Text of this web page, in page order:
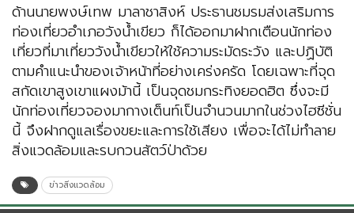
ด้านนายพงษ์เทพ มาลาชาสิงห์ ประธานชมรมส่งเสริมการ
ท่องเที่ยวอำเภอวังน้ำเขียว ก็ได้ออกมาฝากเตือนนักท่อง
เที่ยวที่มาเที่ยววังน้ำเขียวให้ใช้ความระมัดระวัง และปฏิบัติ
ตามคำแนะนำของเจ้าหน้าที่อย่างเคร่งครัด โดยเฉพาะที่จุด
สกัดเขาสูงเขาแผงม้านี้ เป็นจุดชมกระทิงยอดฮิต ซึ่งจะมี
นักท่องเที่ยวจองมากางเต็นท์เป็นจำนวนมากในช่วงไฮซีชั่น
นี้ จึงฝากดูแลเรื่องขยะและการใช้เสียง เพื่อจะได้ไม่ทำลาย
สิ่งแวดล้อมและรบกวนสัตว์ป่าด้วย
ข่าวสิ่งแวดล้อม